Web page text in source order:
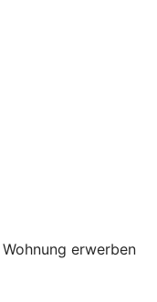
erwerben